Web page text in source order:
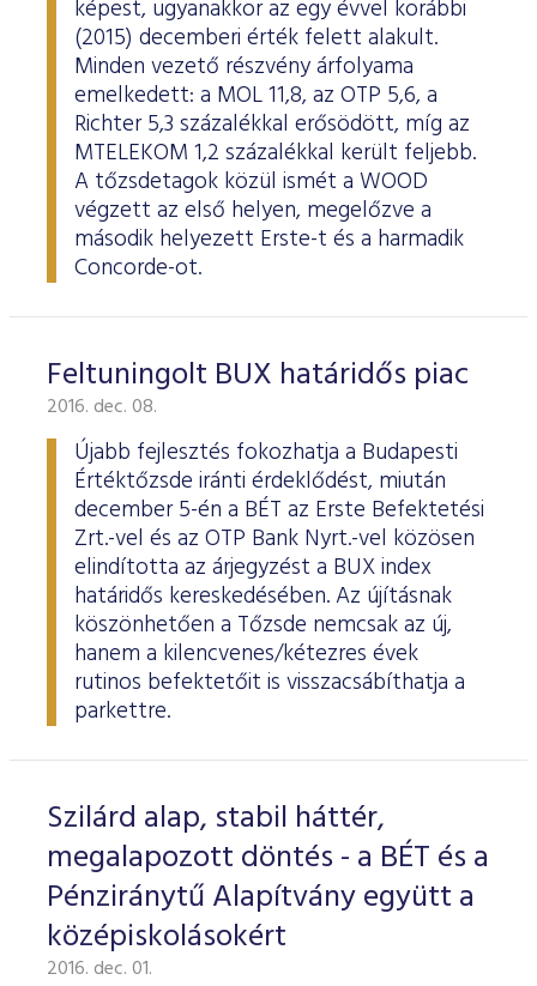
képest, ugyanakkor az egy évvel korábbi
(2015) decemberi érték felett alakult.
Minden vezető részvény árfolyama
emelkedett: a MOL 11,8, az OTP 5,6, a
Richter 5,3 százalékkal erősödött, míg az
MTELEKOM 1,2 százalékkal került feljebb.
A tőzsdetagok közül ismét a WOOD
végzett az első helyen, megelőzve a
második helyezett Erste-t és a harmadik
Concorde-ot.
Feltuningolt BUX határidős piac
2016. dec. 08.
Újabb fejlesztés fokozhatja a Budapesti
Értéktőzsde iránti érdeklődést, miután
december 5-én a BÉT az Erste Befektetési
Zrt.-vel és az OTP Bank Nyrt.-vel közösen
elindította az árjegyzést a BUX index
határidős kereskedésében. Az újításnak
köszönhetően a Tőzsde nemcsak az új,
hanem a kilencvenes/kétezres évek
rutinos befektetőit is visszacsábíthatja a
parkettre.
Szilárd alap, stabil háttér,
megalapozott döntés - a BÉT és a
Pénziránytű Alapítvány együtt a
középiskolásokért
2016. dec. 01.